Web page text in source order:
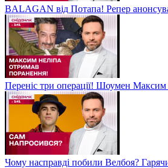
BALAGAN від Потапа! Репер
Переніс три операції! Шоумен
Чому насправді побили Велбоя?